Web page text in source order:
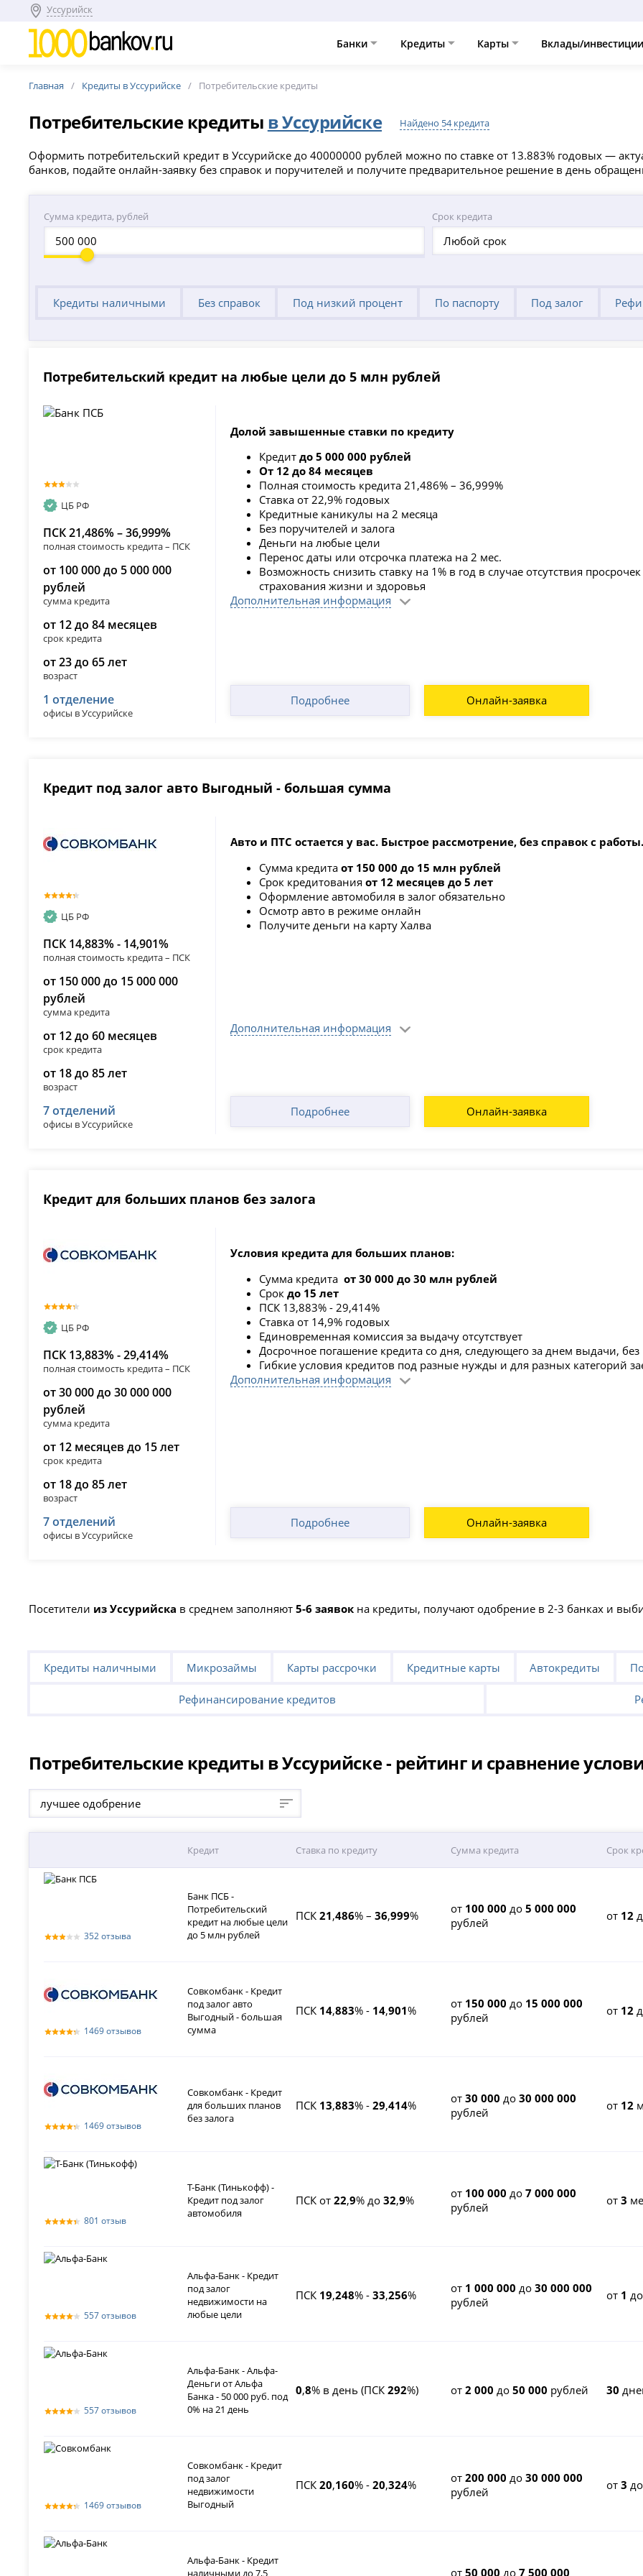
Уссурийск
Банки Кредиты Карты Вклады/
Главная Кредиты в Уссурийске Потребительские кредиты
Потребительские кредиты в Уссурийске Найдено 54 кредита
Оформить потребительский кредит в Уссурийске до 40000000 рублей можно по ставке от 13.883% годовых —
банков, подайте онлайн-заявку без справок и поручителей и получите предварительное решение в день
Сумма кредита, рублей Срок кредита
Любой срок
Кредиты наличными Без справок Под низкий процент По паспорту Под залог
Потребительский кредит на любые цели до 5 млн рублей
ЦБ РФ
ПСК 21,486% – 36,999%
полная стоимость кредита – ПСК
от 100 000 до 5 000 000
рублей
сумма кредита
от 12 до 84 месяцев
срок кредита
от 23 до 65 лет
возраст
1 отделение
офисы в Уссурийске
Долой завышенные ставки по кредиту
Кредит до 5 000 000 рублей
От 12 до 84 месяцев
Полная стоимость кредита 21,486% – 36,999%
Ставка от 22,9% годовых
Кредитные каникулы на 2 месяца
Без поручителей и залога
Деньги на любые цели
Перенос даты или отсрочка платежа на 2 мес.
Возможность снизить ставку на 1% в год в случае отсутствия
страхования жизни и здоровья
Дополнительная информация
Онлайн-заявка
Подробнее
Кредит под залог авто Выгодный - большая сумма
ЦБ РФ
ПСК 14,883% - 14,901%
полная стоимость кредита – ПСК
от 150 000 до 15 000 000
рублей
сумма кредита
от 12 до 60 месяцев
срок кредита
от 18 до 85 лет
возраст
7 отделений
офисы в Уссурийске
Авто и ПТС остается у вас. Быстрое рассмотрение, без справок с работы.
Сумма кредита от 150 000 до 15 млн рублей
Срок кредитования от 12 месяцев до 5 лет
Оформление автомобиля в залог обязательно
Осмотр авто в режиме онлайн
Получите деньги на карту Халва
Дополнительная информация
Онлайн-заявка
Подробнее
Кредит для больших планов без залога
ЦБ РФ
ПСК 13,883% - 29,414%
полная стоимость кредита – ПСК
от 30 000 до 30 000 000
рублей
сумма кредита
от 12 месяцев до 15 лет
срок кредита
от 18 до 85 лет
возраст
7 отделений
офисы в Уссурийске
Условия кредита для больших планов:
Сумма кредита от 30 000 до 30 млн рублей
Срок до 15 лет
ПСК 13,883% - 29,414%
Ставка от 14,9% годовых
Единовременная комиссия за выдачу отсутствует
Досрочное погашение кредита со дня, следующего за днем выдачи,
Гибкие условия кредитов под разные нужды и для разных категорий
Дополнительная информация
Онлайн-заявка
Подробнее
Посетители из Уссурийска в среднем заполняют5-6 заявок на кредиты, получают одобрение в 2-3 банках и
Кредиты наличными Микрозаймы Карты рассрочки Кредитные карты Автокредиты
Рефинансирование кредитов
Потребительские кредиты в Уссурийске - рейтинг и сравнение
лучшее одобрение
Кредит Ставка по кредиту Сумма кредита Срок
352 отзыва
Банк ПСБ -
Потребительский
кредит на любые цели
до 5 млн рублей
ПСК 21,486% – 36,999% от 100 000 до5 000 000
рублей
от 12
1469 отзывов
Совкомбанк - Кредит
под залог авто
Выгодный - большая
сумма
ПСК 14,883% - 14,901% от 150 000 до 15 000 000
рублей
от 12
1469 отзывов
Совкомбанк - Кредит
для больших планов
без залога
ПСК 13,883% - 29,414% от30 000 до30 000 000
рублей
от 12
801 отзыв
Т-Банк (Тинькофф) -
Кредит под залог
автомобиля
ПСК от 22,9% до 32,9% от 100 000 до7 000 000
рублей
от3
557 отзывов
Альфа-Банк - Кредит
под залог
недвижимости на
любые цели
ПСК 19,248% - 33,256% от 1 000 000 до30 000 000
рублей
от 1
557 отзывов
Альфа-Банк - Альфа-
Деньги от Альфа
Банка - 50 000 руб. под
0% на 21 день
0,8% в день (ПСК 292%) от2 000 до50 000 рублей 30
1469 отзывов
Совкомбанк - Кредит
под залог
недвижимости
Выгодный
ПСК 20,160% - 20,324% от200 000 до30 000 000
рублей
от3
Альфа-Банк - Кредит
наличными до 7,5
от50 000 до7 500 000